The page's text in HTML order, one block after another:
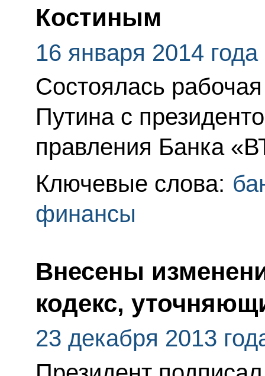
Костиным
16 января 2014 года
Состоялась
Путина с
правления Банка
Ключевые слова:
финансы
Внесены
кодекс,
23 декабря 2013